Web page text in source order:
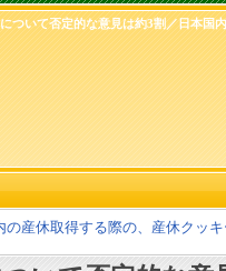
ついて否定的な意見は約3割／日本国
産休取得する際の、産休クッ